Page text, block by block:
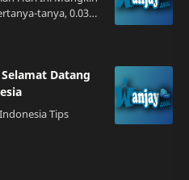
tanya, 0.03
pertanyaan
kita da…
Datang
Tips
2023